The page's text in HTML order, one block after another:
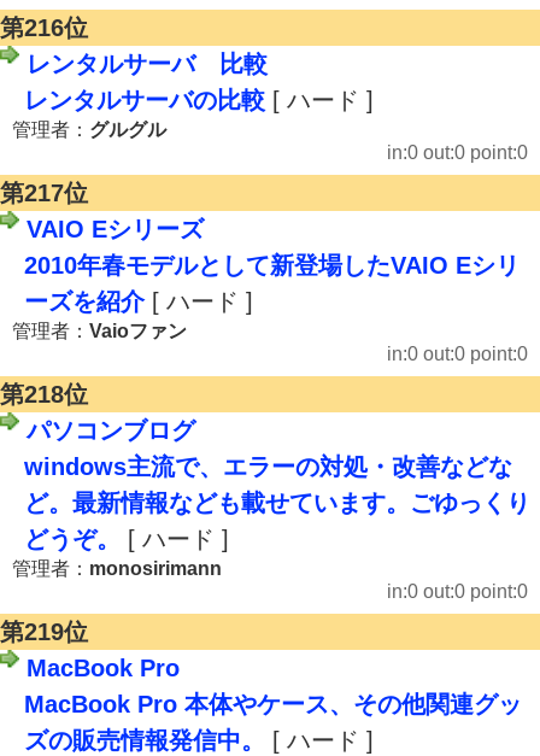
第216位
レンタルサーバ 比較
レンタルサーバの比較 [ ハード ]
管理者： グルグル
in:0 out:0 point:0
第217位
VAIO Eシリーズ
2010年春モデルとして新登場したVAIO Eシリ
ーズを紹介[ ハード ]
管理者： Vaioファン
in:0 out:0 point:0
第218位
パソコンブログ
windows主流で、エラーの対処・改善などな
ど。最新情報なども載せています。ごゆっくり
どうぞ。
[ ハード ]
管理者： monosirimann
in:0 out:0 point:0
第219位
MacBook Pro
MacBook Pro 本体やケース、その他関連グッ
ズの販売情報発信中。
[ ハード ]